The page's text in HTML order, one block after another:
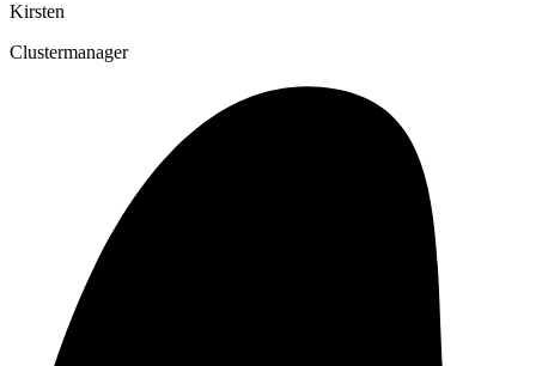
Kirsten
Clustermanager